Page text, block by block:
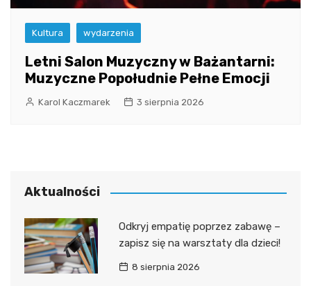
Kultura wydarzenia
Letni Salon Muzyczny w Bażantarni:
Muzyczne Popołudnie Pełne Emocji
Karol Kaczmarek 3 sierpnia 2026
Aktualności
Odkryj empatię poprzez zabawę –
zapisz się na warsztaty dla dzieci!
8 sierpnia 2026